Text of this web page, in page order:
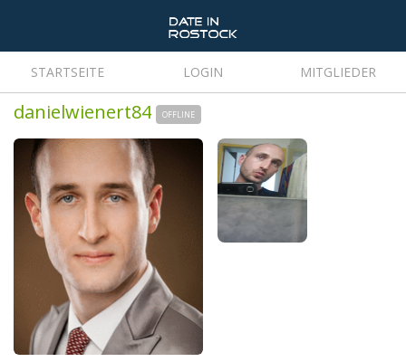
STARTSEITE LOGIN MITGLIEDER
danielwienert84 OFFLINE